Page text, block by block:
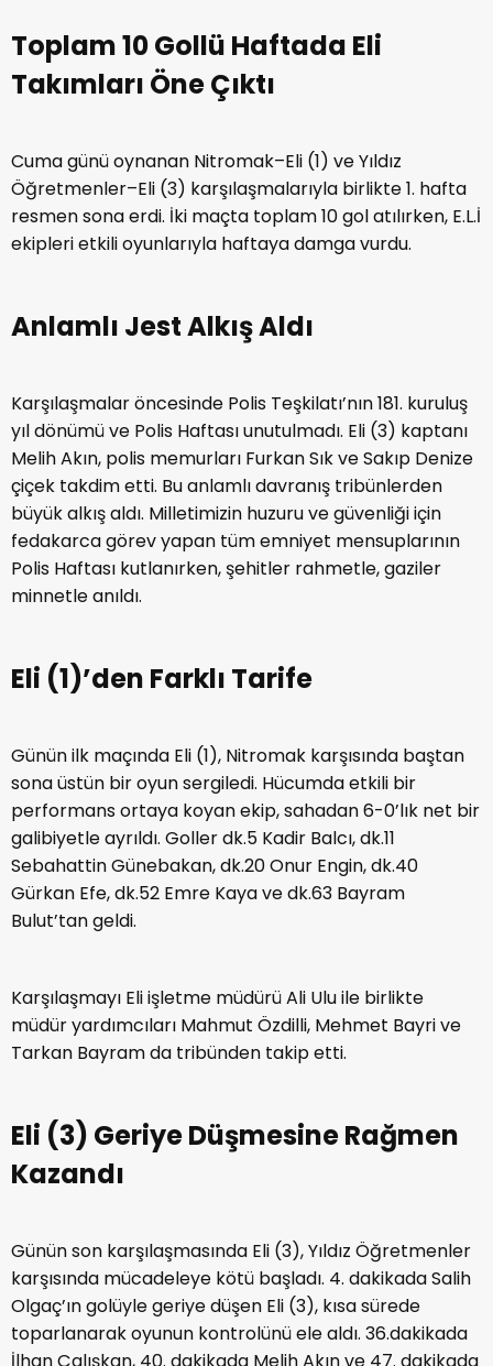
Toplam 10 Gollü Haftada Eli
Takımları Öne Çıktı
Cuma günü oynanan Nitromak–Eli (1) ve Yıldız
Öğretmenler–Eli (3) karşılaşmalarıyla birlikte 1. hafta
resmen sona erdi. İki maçta toplam 10 gol atılırken, E.L.İ
ekipleri etkili oyunlarıyla haftaya damga vurdu.
Anlamlı Jest Alkış Aldı
Karşılaşmalar öncesinde Polis Teşkilatı’nın 181. kuruluş
yıl dönümü ve Polis Haftası unutulmadı. Eli (3) kaptanı
Melih Akın, polis memurları Furkan Sık ve Sakıp Denize
çiçek takdim etti. Bu anlamlı davranış tribünlerden
büyük alkış aldı. Milletimizin huzuru ve güvenliği için
fedakarca görev yapan tüm emniyet mensuplarının
Polis Haftası kutlanırken, şehitler rahmetle, gaziler
minnetle anıldı.
Eli (1)’den Farklı Tarife
Günün ilk maçında Eli (1), Nitromak karşısında baştan
sona üstün bir oyun sergiledi. Hücumda etkili bir
performans ortaya koyan ekip, sahadan 6-0’lık net bir
galibiyetle ayrıldı. Goller dk.5 Kadir Balcı, dk.11
Sebahattin Günebakan, dk.20 Onur Engin, dk.40
Gürkan Efe, dk.52 Emre Kaya ve dk.63 Bayram
Bulut’tan geldi.
Karşılaşmayı Eli işletme müdürü Ali Ulu ile birlikte
müdür yardımcıları Mahmut Özdilli, Mehmet Bayri ve
Tarkan Bayram da tribünden takip etti.
Eli (3) Geriye Düşmesine Rağmen
Kazandı
Günün son karşılaşmasında Eli (3), Yıldız Öğretmenler
karşısında mücadeleye kötü başladı. 4. dakikada Salih
Olgaç’ın golüyle geriye düşen Eli (3), kısa sürede
toparlanarak oyunun kontrolünü ele aldı. 36.dakikada